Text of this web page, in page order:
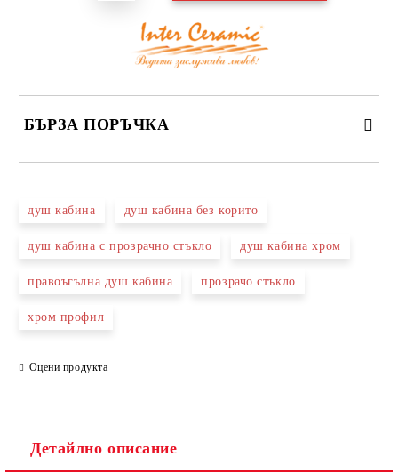
БЪРЗА ПОРЪЧКА
Ние ще се свържем с вас в рамките на работния ден.
душ кабина душ кабина без корито
душ кабина с прозрачно стъкло душ кабина хром
правоъгълна душ кабина прозрачо стъкло
хром профил
Оцени продукта
Детайлно описание